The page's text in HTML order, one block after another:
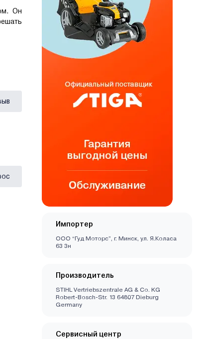
Он
Импортер
ООО “Гуд Моторс”, г. Минск, ул. Я.Коласа
63 3н
Производитель
STIHL Vertriebszentrale AG & Co. KG
Robert-Bosch-Str. 13 64807 Dieburg
Germany
Сервисный центр